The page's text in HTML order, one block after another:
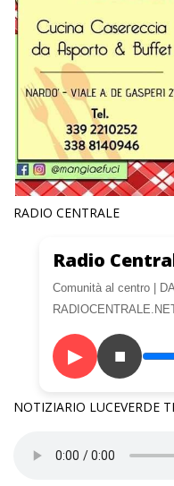
RADIO CENTRALE
Radio
Comunità al centro |
▶ ■
NOTIZIARIO LUCEVERDE